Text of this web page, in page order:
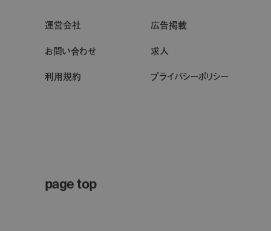
運営会社
広告掲載
お問い合わせ
求人
利用規約 プライバシーポリシー
page top